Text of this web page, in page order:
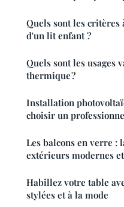
Quels sont les
d'un lit enfant ?
Quels sont les usages
thermique ?
Installation
choisir un
Les balcons en verre :
extérieurs modernes
Habillez votre table
stylées et à la mode